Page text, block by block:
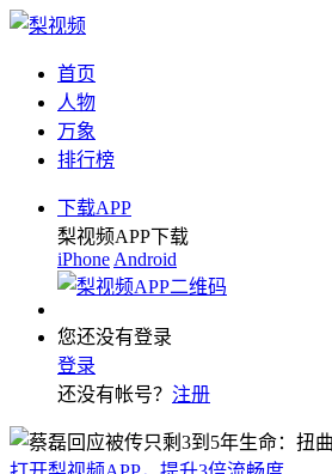
首页
人物
万象
排行榜
下载APP
梨视频APP下载
iPhone Android
您还没有登录
登录
还没有帐号？ 注册